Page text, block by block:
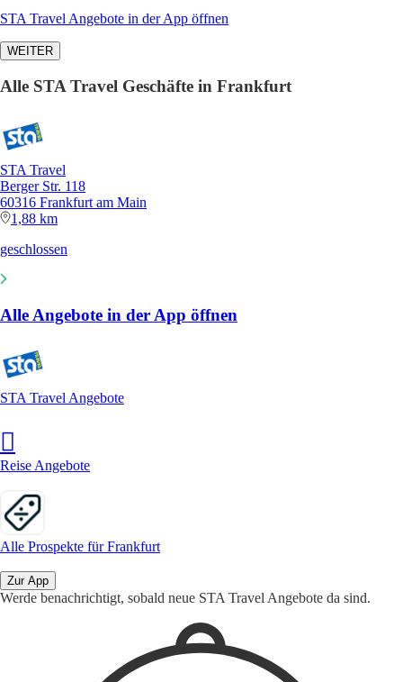
STA Travel Angebote in der App öffnen
WEITER
Alle STA Travel Geschäfte in Frankfurt
STA Travel
Berger Str. 118
60316 Frankfurt am Main
1,88 km
geschlossen
Alle Angebote in der App öffnen
STA Travel Angebote
Reise Angebote
Alle Prospekte für Frankfurt
Zur App
Werde benachrichtigt, sobald neue STA Travel Angebote da sind.